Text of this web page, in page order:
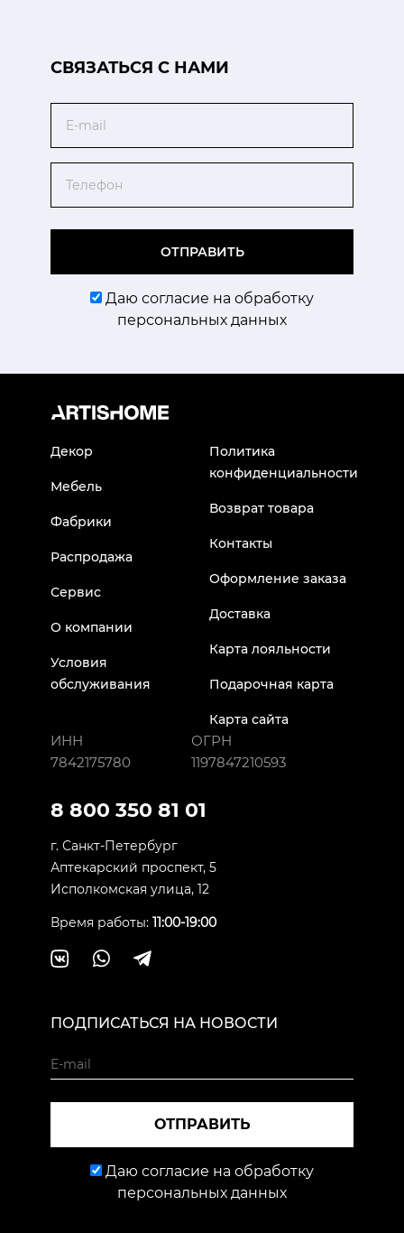
CВЯЗАТЬСЯ С НАМИ
ОТПРАВИТЬ
Даю согласие на обработку
персональных данных
Декор
Мебель
Фабрики
Распродажа
Сервис
О компании
Условия
обслуживания
Политика
конфиденциальности
Возврат товара
Контакты
Оформление заказа
Доставка
Карта лояльности
Подарочная карта
Карта сайта
ИНН
7842175780
ОГРН
1197847210593
8 800 350 81 01
г. Санкт-Петербург
Аптекарский проспект, 5
Исполкомская улица, 12
Время работы: 11:00-19:00
ПОДПИСАТЬСЯ НА НОВОСТИ
ОТПРАВИТЬ
Даю согласие на обработку
персональных данных